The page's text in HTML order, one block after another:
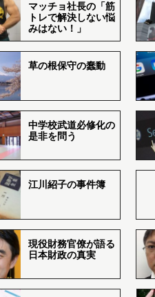
マッチョ社長の「筋
トレで解決しない悩
みはない！」
草の根保守の蠢動
中学校武道必修化の
是非を問う
江川紹子の事件簿
現役財務官僚が語る
日本財政の真実